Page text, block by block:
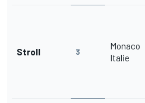
Stroll 3
Monaco
Italie